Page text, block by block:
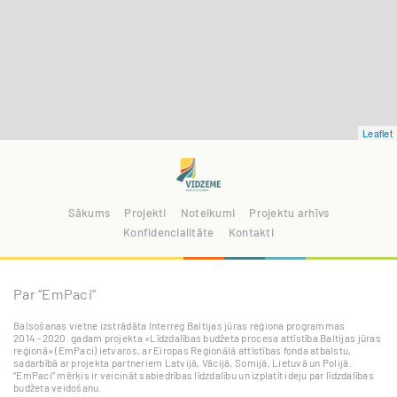
Leaflet
Sākums Projekti Noteikumi
Projektu arhīvs
Konfidencialitāte
Kontakti
Par “EmPaci”
Balsošanas vietne izstrādāta Interreg Baltijas jūras reģiona programmas
2014.-2020. gadam projekta «Līdzdalības budžeta procesa attīstība Baltijas jūras
reģionā» (EmPaci) ietvaros, ar Eiropas Reģionālā attīstības fonda atbalstu,
sadarbībā ar projekta partneriem Latvijā, Vācijā, Somijā, Lietuvā un Polijā.
“EmPaci” mērķis ir veicināt sabiedrības līdzdalību un izplatīt ideju par līdzdalības
budžeta veidošanu.